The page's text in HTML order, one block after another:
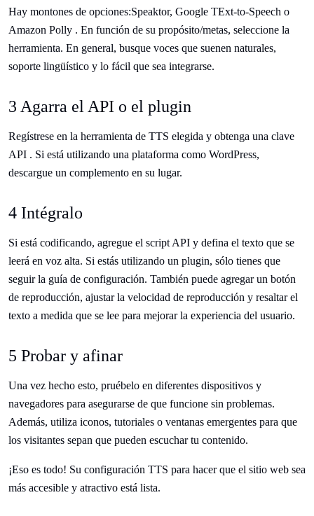
Hay montones de opciones:Speaktor, Google TExt-to-Speech o
Amazon Polly . En función de su propósito/metas, seleccione la
herramienta. En general, busque voces que suenen naturales,
soporte lingüístico y lo fácil que sea integrarse.
3 Agarra el API o el plugin
Regístrese en la herramienta de TTS elegida y obtenga una clave
API . Si está utilizando una plataforma como WordPress,
descargue un complemento en su lugar.
4 Intégralo
Si está codificando, agregue el script API y defina el texto que se
leerá en voz alta. Si estás utilizando un plugin, sólo tienes que
seguir la guía de configuración. También puede agregar un botón
de reproducción, ajustar la velocidad de reproducción y resaltar el
texto a medida que se lee para mejorar la experiencia del usuario.
5 Probar y afinar
Una vez hecho esto, pruébelo en diferentes dispositivos y
navegadores para asegurarse de que funcione sin problemas.
Además, utiliza iconos, tutoriales o ventanas emergentes para que
los visitantes sepan que pueden escuchar tu contenido.
¡Eso es todo! Su configuración TTS para hacer que el sitio web sea
más accesible y atractivo está lista.